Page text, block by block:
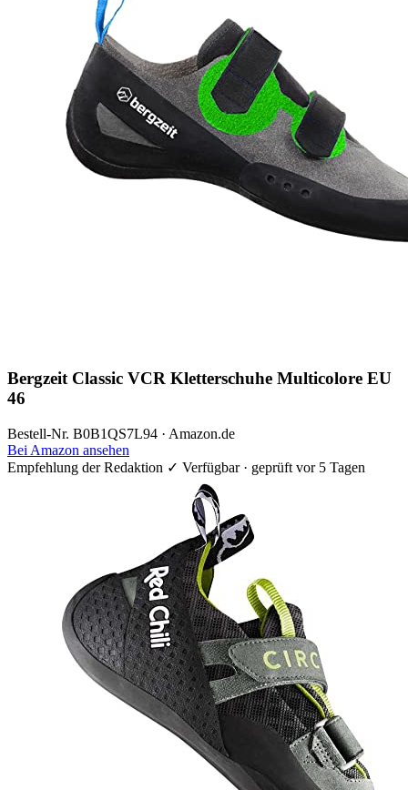
Bergzeit Classic VCR Kletterschuhe Multicolore EU
46
Bestell-Nr. B0B1QS7L94 · Amazon.de
Bei Amazon ansehen
Empfehlung der Redaktion ✓ Verfügbar · geprüft vor 5 Tagen